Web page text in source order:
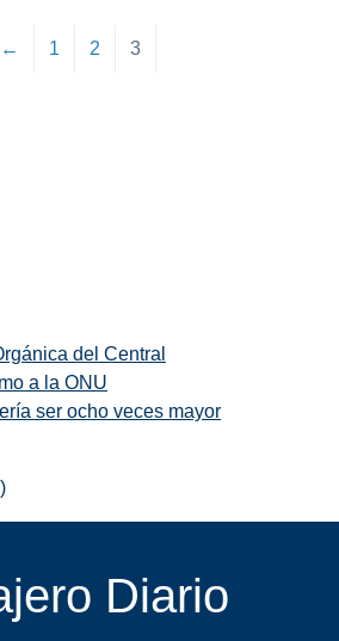
← 1 2 3
del Central
a la ONU
ser ocho veces mayor
Diario